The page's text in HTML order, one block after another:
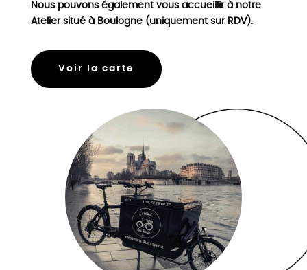
Nous pouvons également vous accueillir à notre
Atelier situé à Boulogne (uniquement sur RDV).
Voir la carte